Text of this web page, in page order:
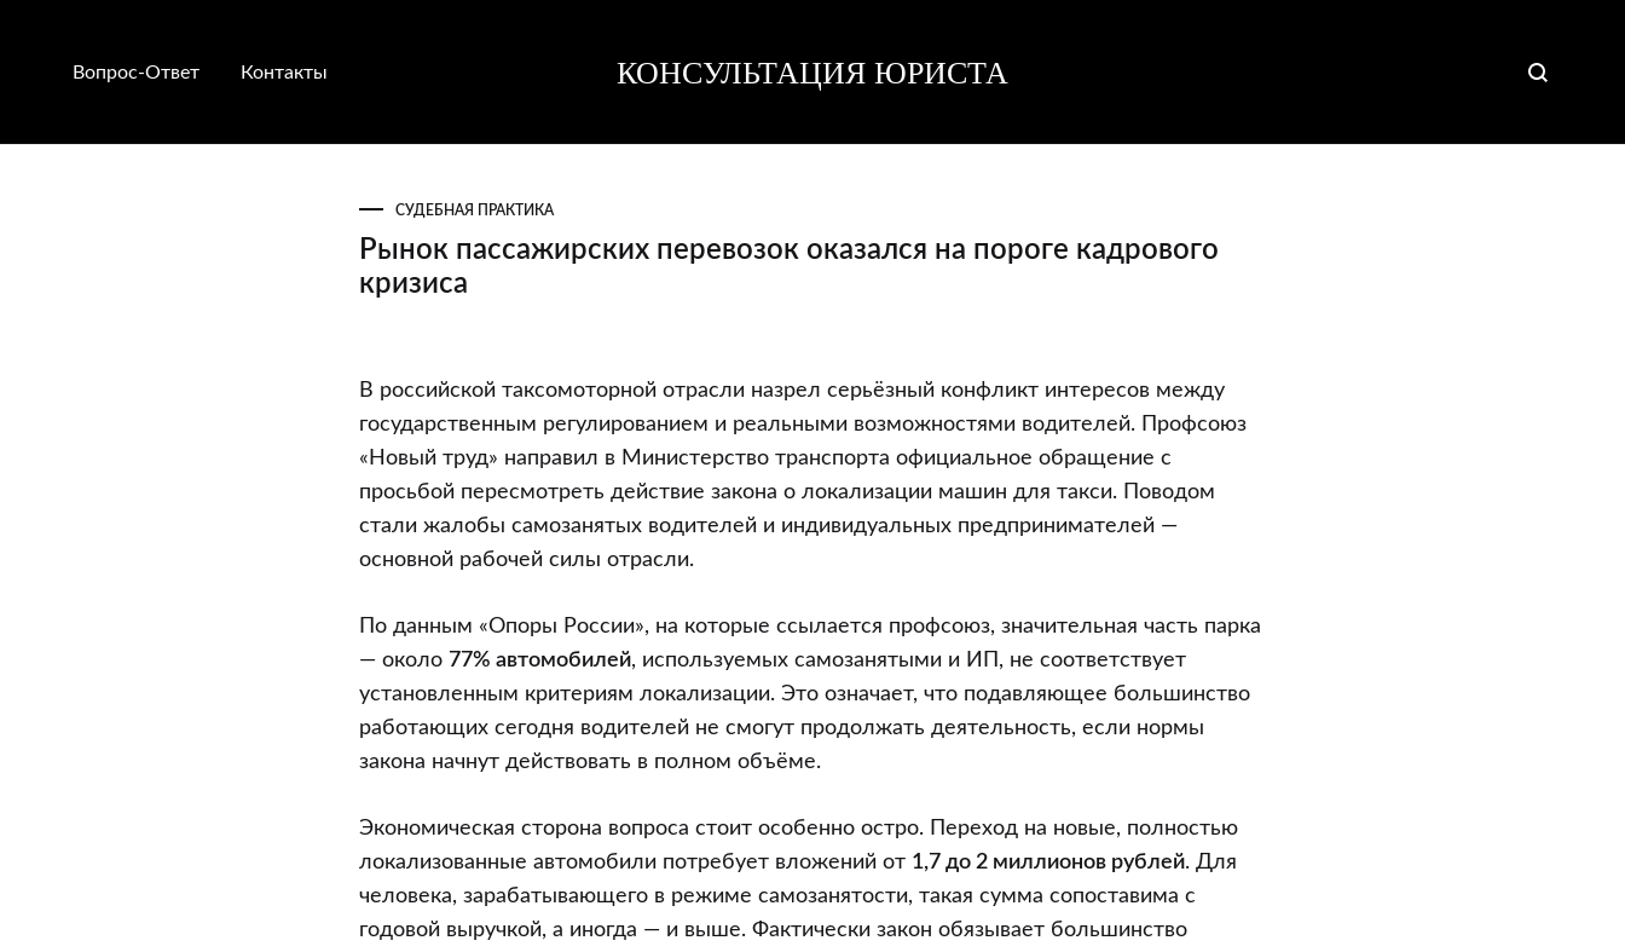
Вопрос-Ответ Контакты КОНСУЛЬТАЦИЯ ЮРИСТА
юриста
юриста
СУДЕБНАЯ ПРАКТИКА
Рынок пассажирских перевозок оказался на пороге кадрового
кризиса
Рынок
пассажирских
перевозок
оказался
на
пороге
кризиса
В российской таксомоторной отрасли назрел серьёзный конфликт интересов между
государственным регулированием и реальными возможностями водителей. Профсоюз
«Новый труд» направил в Министерство транспорта официальное обращение с
просьбой пересмотреть действие закона о локализации машин для такси. Поводом
стали жалобы самозанятых водителей и индивидуальных предпринимателей —
основной рабочей силы отрасли.
По данным «Опоры России», на которые ссылается профсоюз, значительная часть парка
— около 77% автомобилей, используемых самозанятыми и ИП, не соответствует
установленным критериям локализации. Это означает, что подавляющее большинство
работающих сегодня водителей не смогут продолжать деятельность, если нормы
закона начнут действовать в полном объёме.
Экономическая сторона вопроса стоит особенно остро. Переход на новые, полностью
локализованные автомобили потребует вложений от 1,7 до 2 миллионов рублей. Для
человека, зарабатывающего в режиме самозанятости, такая сумма сопоставима с
годовой выручкой, а иногда — и выше. Фактически закон обязывает большинство